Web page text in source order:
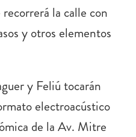
la calle con
y otros elementos
y Feliú tocarán
electroacústico
de la Av. Mitre